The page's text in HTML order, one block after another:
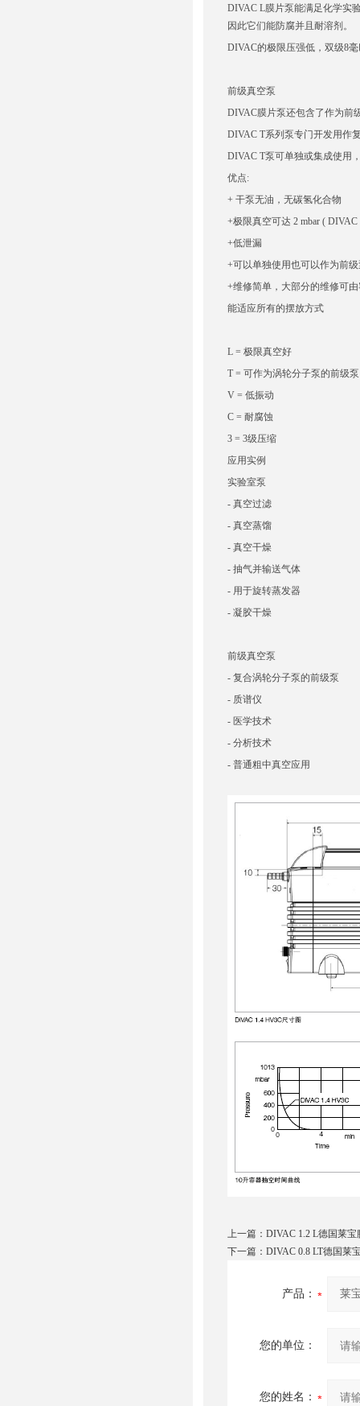
DIVAC L膜片泵能满足化学实
因此它们能防腐并且耐溶剂。
DIVAC的极限压强低，双级8
前级真空泵
DIVAC膜片泵还包含了作为前
DIVAC T系列泵专门开发用作
DIVAC T泵可单独或集成使用
优点:
+ 干泵无油，无碳氢化合物
+极限真空可达 2 mbar (
+低泄漏
+可以单独使用也可以作为前
+维修简单，大部分的维修可
能适应所有的摆放方式
L = 极限真空好
T = 可作为涡轮分子泵的前级泵
V = 低振动
C = 耐腐蚀
3 = 3级压缩
应用实例
实验室泵
- 真空过滤
- 真空蒸馏
- 真空干燥
- 抽气并输送气体
- 用于旋转蒸发器
- 凝胶干燥
前级真空泵
- 复合涡轮分子泵的前级泵
- 质谱仪
- 医学技术
- 分析技术
- 普通粗中真空应用
上一篇： DIVAC 1.2 L德国莱
下一篇： DIVAC 0.8 LT德国莱
产品：
您的单位：
您的姓名：